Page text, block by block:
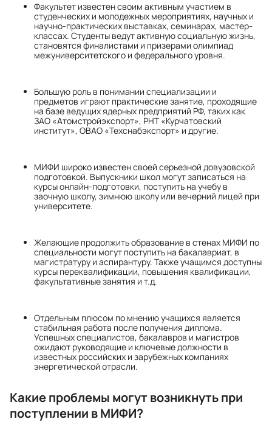
Факультет известен своим активным участием в
студенческих и молодежных мероприятиях, научных и
научно-практических выставках, семинарах, мастер-
классах. Студенты ведут активную социальную жизнь,
становятся финалистами и призерами олимпиад
межуниверситетского и федерального уровня.
Большую роль в понимании специализации и
предметов играют практические занятие, проходящие
на базе ведущих ядерных предприятий РФ, таких как
ЗАО «Атомстройэкспорт», РНТ «Курчатовский
институт», ОВАО «Техснабэкспорт» и другие.
МИФИ широко известен своей серьезной довузовской
подготовкой. Выпускники школ могут записаться на
курсы онлайн-подготовки, поступить на учебу в
заочную школу, зимнюю школу или вечерний лицей при
университете.
Желающие продолжить образование в стенах МИФИ по
специальности могут поступить на бакалавриат, в
магистратуру и аспирантуру. Также учащимся доступны
курсы переквалификации, повышения квалификации,
факультативные занятия и т.д.
Отдельным плюсом по мнению учащихся является
стабильная работа после получения диплома.
Успешных специалистов, бакалавров и магистров
ожидают руководящие и ключевые должности в
известных российских и зарубежных компаниях
энергетической отрасли.
Какие проблемы могут возникнуть при
поступлении в МИФИ?